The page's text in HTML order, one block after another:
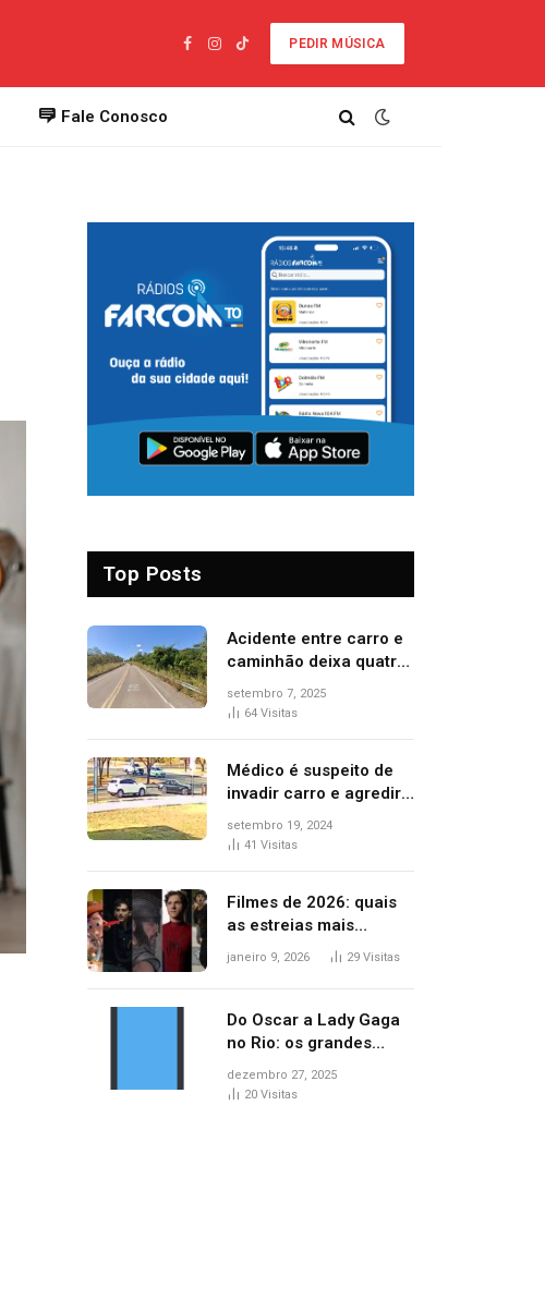
Facebook
Instagram
TikTok
PEDIR MÚSICA
Fale Conosco
Top Posts
Acidente entre carro e
caminhão deixa quatro
pessoas feridas e uma
mulher morta na TO-
setembro 7, 2025
64 Visitas
Médico é suspeito de
invadir carro e agredir
delegado aposentado
durante confusão no
setembro 19, 2024
41 Visitas
Filmes de 2026: quais
as estreias mais
aguardadas do ano?
janeiro 9, 2026 29 Visitas
Do Oscar a Lady Gaga
no Rio: os grandes
marcos da cultura em
2025
dezembro 27, 2025
20 Visitas